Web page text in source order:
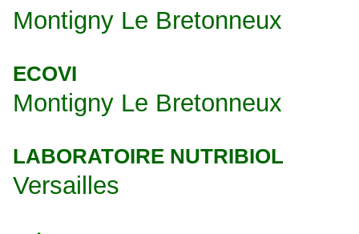
Montigny Le Bretonneux
ECOVI
Montigny Le Bretonneux
LABORATOIRE NUTRIBIOL
Versailles